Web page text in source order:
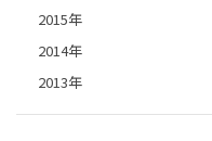
2015年
2014年
2013年